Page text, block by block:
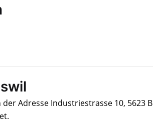
Adresse Industriestrasse 10, 5623